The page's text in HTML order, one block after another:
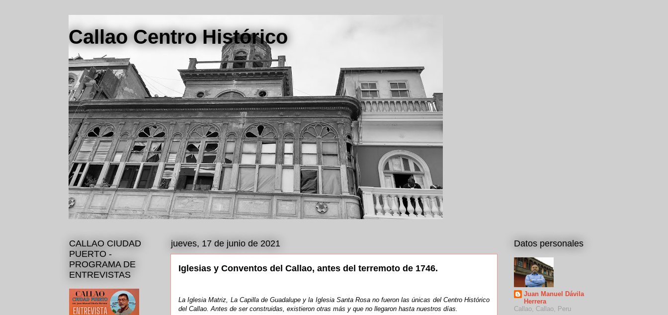
Callao Centro Histórico
jueves, 17 de junio de 2021
Iglesias y Conventos del Callao, antes del terremoto de 1746.
La Iglesia Matriz, La Capilla de Guadalupe y la Iglesia Santa Rosa no fueron las únicas del Centro Histórico
del Callao. Antes de ser construidas, existieron otras más y que no llegaron hasta nuestros días.
CALLAO CIUDAD
PUERTO -
PROGRAMA DE
ENTREVISTAS
Datos personales
Juan Manuel Dávila
Herrera
Callao, Callao, Peru